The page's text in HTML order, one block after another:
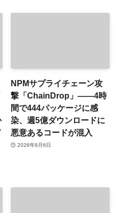
NPMサプライチェーン攻
撃「ChainDrop」——4時
間で444パッケージに感
染、週5億ダウンロードに
悪意あるコードが混入
2026年8月6日